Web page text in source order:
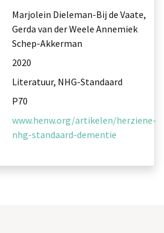
Marjolein Dieleman-Bij de Vaate,
Gerda van der Weele Annemiek
Schep-Akkerman
2020
Literatuur, NHG-Standaard
P70
www.henw.org/artikelen/herziene-
nhg-standaard-dementie